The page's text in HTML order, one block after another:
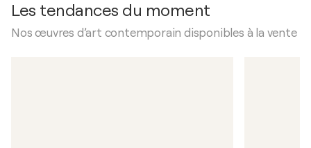
Les tendances du moment
Nos œuvres d’art contemporain disponibles à la vente